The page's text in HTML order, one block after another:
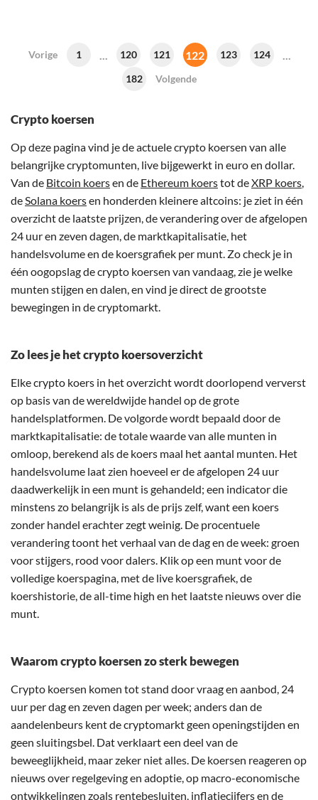
Vorige 1 120 121 122 123 124
182 Volgende
Crypto koersen
Op deze pagina vind je de actuele crypto koersen van alle
belangrijke cryptomunten, live bijgewerkt in euro en dollar.
Van de Bitcoin koersen de Ethereum koerstot deXRP koers,
deSolana koersen honderden kleinere altcoins: je ziet in één
overzicht de laatste prijzen, de verandering over de afgelopen
24 uur en zeven dagen, de marktkapitalisatie, het
handelsvolume en de koersgrafiek per munt. Zo check je in
één oogopslag de crypto koersen van vandaag, zie je welke
munten stijgen en dalen, en vind je direct de grootste
bewegingen in de cryptomarkt.
Zo lees je het crypto koersoverzicht
Elke crypto koers in het overzicht wordt doorlopend ververst
op basis van de wereldwijde handel op de grote
handelsplatformen. De volgorde wordt bepaald door de
marktkapitalisatie: de totale waarde van alle munten in
omloop, berekend als de koers maal het aantal munten. Het
handelsvolume laat zien hoeveel er de afgelopen 24 uur
daadwerkelijk in een munt is gehandeld; een indicator die
minstens zo belangrijk is als de prijs zelf, want een koers
zonder handel erachter zegt weinig. De procentuele
verandering toont het verhaal van de dag en de week: groen
voor stijgers, rood voor dalers. Klik op een munt voor de
volledige koerspagina, met de live koersgrafiek, de
koershistorie, de all-time high en het laatste nieuws over die
munt.
Waarom crypto koersen zo sterk bewegen
Crypto koersen komen tot stand door vraag en aanbod, 24
uur per dag en zeven dagen per week; anders dan de
aandelenbeurs kent de cryptomarkt geen openingstijden en
geen sluitingsbel. Dat verklaart een deel van de
beweeglijkheid, maar zeker niet alles. De koersen reageren op
nieuws over regelgeving en adoptie, op macro-economische
ontwikkelingen zoals rentebesluiten, inflatiecijfers en de